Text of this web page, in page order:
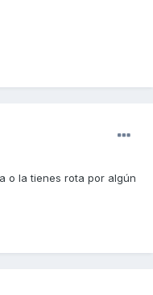
o la tienes rota por algún